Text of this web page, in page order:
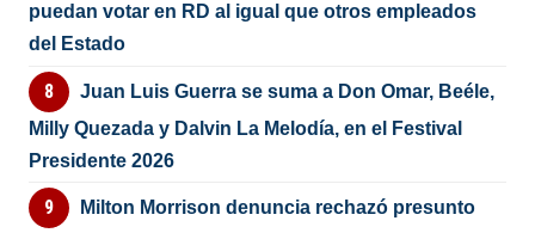
puedan votar en RD al igual que otros empleados
del Estado
Juan Luis Guerra se suma a Don Omar, Beéle,
Milly Quezada y Dalvin La Melodía, en el Festival
Presidente 2026
Milton Morrison denuncia rechazó presunto